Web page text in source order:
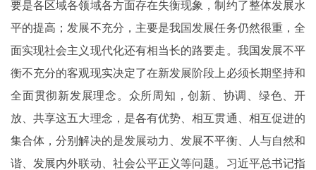
要是各区域各领域各方面存在失衡现象，制约了整体发展水
平的提高；发展不充分，主要是我国发展任务仍然很重，全
面实现社会主义现代化还有相当长的路要走。我国发展不平
衡不充分的客观现实决定了在新发展阶段上必须长期坚持和
全面贯彻新发展理念。众所周知，创新、协调、绿色、开
放、共享这五大理念，是各有优势、相互贯通、相互促进的
集合体，分别解决的是发展动力、发展不平衡、人与自然和
谐、发展内外联动、社会公平正义等问题。习近平总书记指